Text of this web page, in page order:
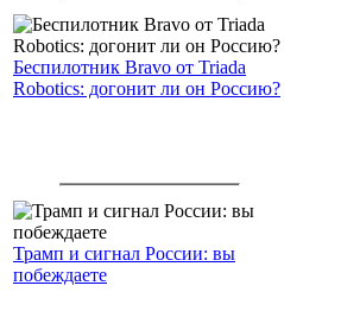
Беспилотник Bravo от Triada
Robotics: догонит ли он Россию?
Трамп и сигнал России: вы
побеждаете